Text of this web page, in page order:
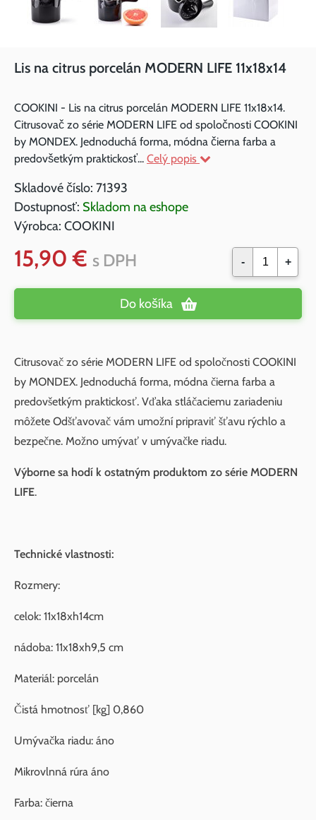
Lis na citrus porcelán MODERN LIFE 11x18x14
COOKINI - Lis na citrus porcelán MODERN LIFE 11x18x14.
Citrusovač zo série MODERN LIFE od spoločnosti COOKINI
by MONDEX. Jednoduchá forma, módna čierna farba a
predovšetkým praktickosť... Celý popis
Skladové číslo: 71393
Dostupnosť: Skladom na eshope
Výrobca: COOKINI
15,90 € s DPH - +
Do košíka
Citrusovač zo série MODERN LIFE od spoločnosti COOKINI
by MONDEX. Jednoduchá forma, módna čierna farba a
predovšetkým praktickosť. Vďaka stláčaciemu zariadeniu
môžete Odšťavovač vám umožní pripraviť šťavu rýchlo a
bezpečne. Možno umývať v umývačke riadu.
Výborne sa hodí k ostatným produktom zo série MODERN
LIFE.
Technické vlastnosti:
Rozmery:
celok: 11x18xh14cm
nádoba: 11x18xh9,5 cm
Materiál: porcelán
Čistá hmotnosť [kg] 0,860
Umývačka riadu: áno
Mikrovlnná rúra áno
Farba: čierna